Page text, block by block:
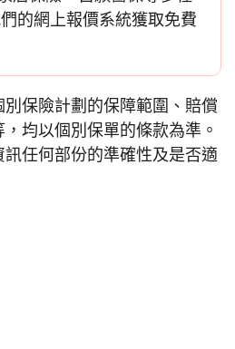
的網上報價系統獲取免費
保險計劃的保障範圍、賠償
均以個別保單的條款為準。
任何部份的準確性及是否適